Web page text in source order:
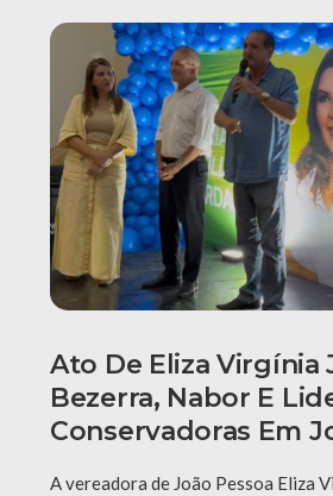
Ato De Eliza Virgínia
Bezerra, Nabor E
Conservadoras Em
A vereadora de João Pessoa Eliza